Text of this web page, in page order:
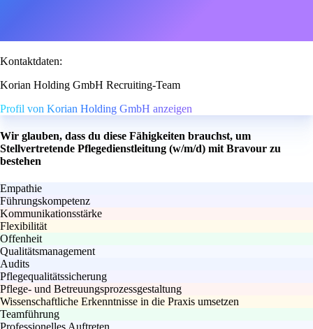
Kontaktdaten:
Korian Holding GmbH Recruiting-Team
Profil von Korian Holding GmbH anzeigen
Wir glauben, dass du diese Fähigkeiten brauchst, um
Stellvertretende Pflegedienstleitung (w/m/d) mit Bravour zu
bestehen
Empathie
Führungskompetenz
Kommunikationsstärke
Flexibilität
Offenheit
Qualitätsmanagement
Audits
Pflegequalitätssicherung
Pflege- und Betreuungsprozessgestaltung
Wissenschaftliche Erkenntnisse in die Praxis umsetzen
Teamführung